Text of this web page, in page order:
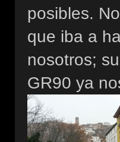
posibles.
que iba a
nosotros;
GR90 ya